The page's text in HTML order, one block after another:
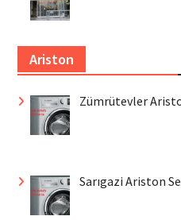
Ariston
Zümrütevler
Sarıgazi Ariston